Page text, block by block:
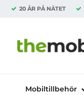
20 ÅR PÅ NÄTET
Mobiltillbehör